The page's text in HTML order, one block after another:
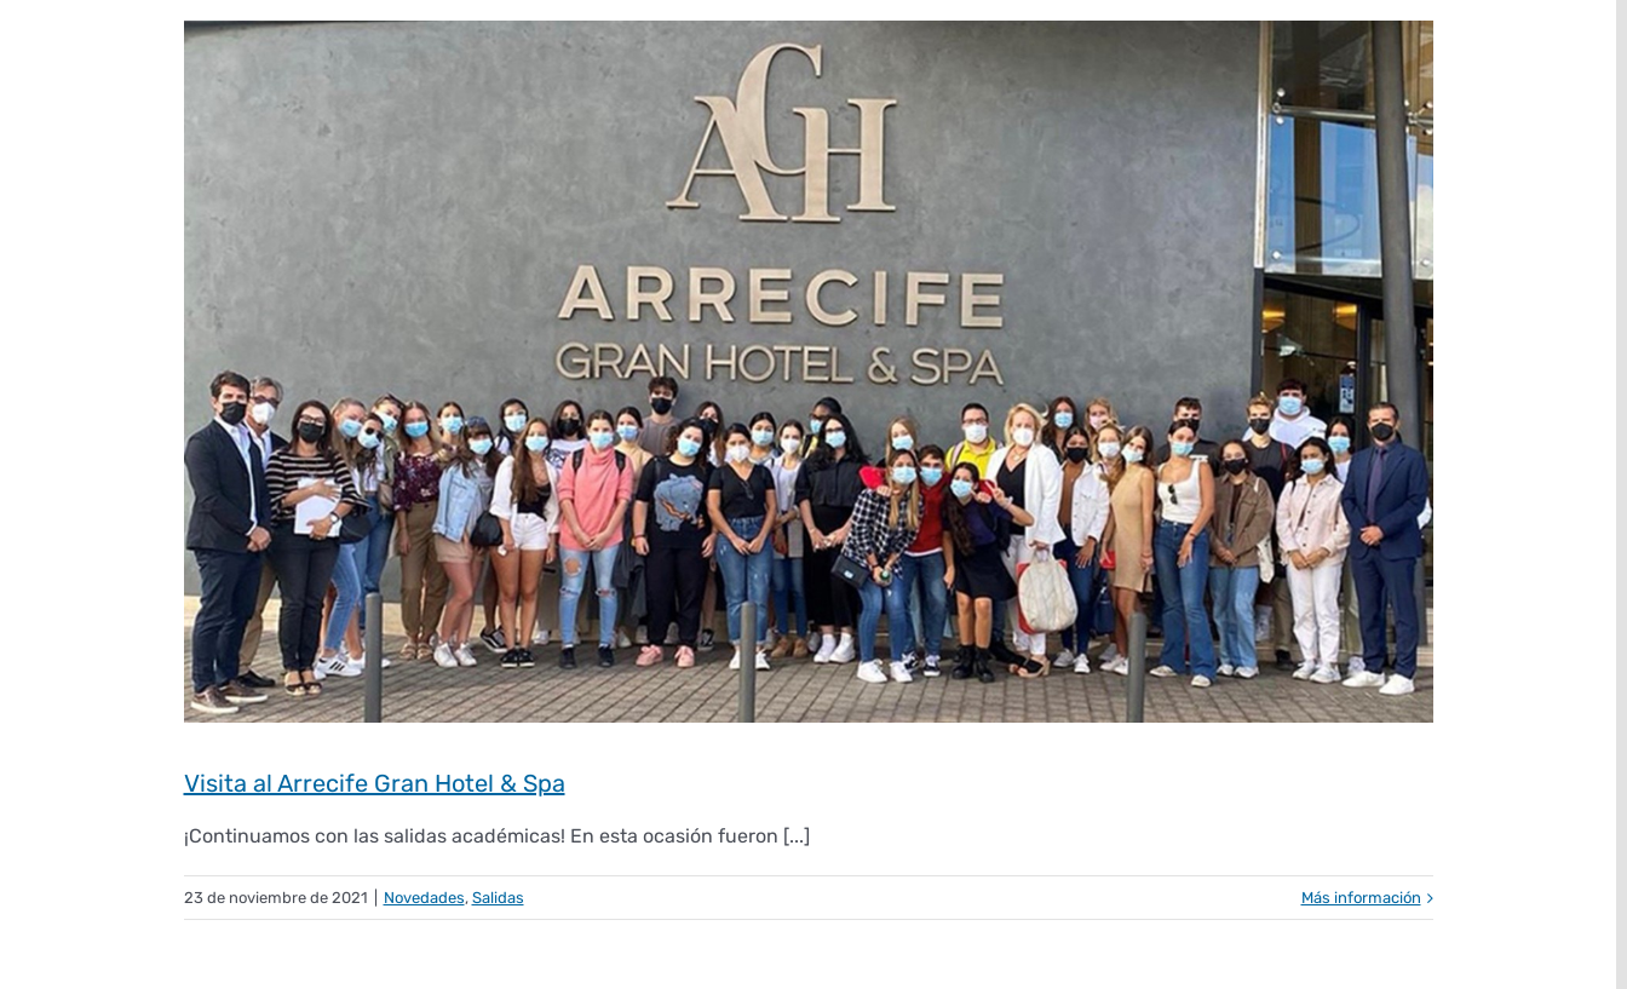
Visita al Arrecife Gran Hotel & Spa
¡Continuamos con las salidas académicas! En esta ocasión fueron [...]
23 de noviembre de 2021 Novedades, Salidas Más información